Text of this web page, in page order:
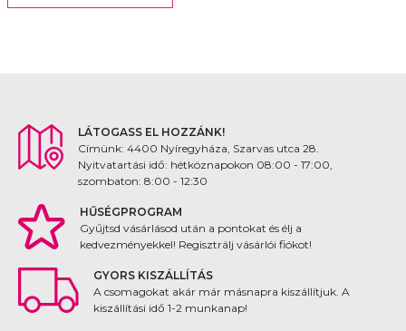
LÁTOGASS EL HOZZÁNK!
Címünk: 4400 Nyíregyháza, Szarvas utca 28.
Nyitvatartási idő: hétköznapokon 08:00 - 17:00,
szombaton: 8:00 - 12:30
HŰSÉGPROGRAM
Gyűjtsd vásárlásod után a pontokat és élj a
kedvezményekkel! Regisztrálj vásárlói fiókot!
GYORS KISZÁLLÍTÁS
A csomagokat akár már másnapra kiszállítjuk. A
kiszállítási idő 1-2 munkanap!